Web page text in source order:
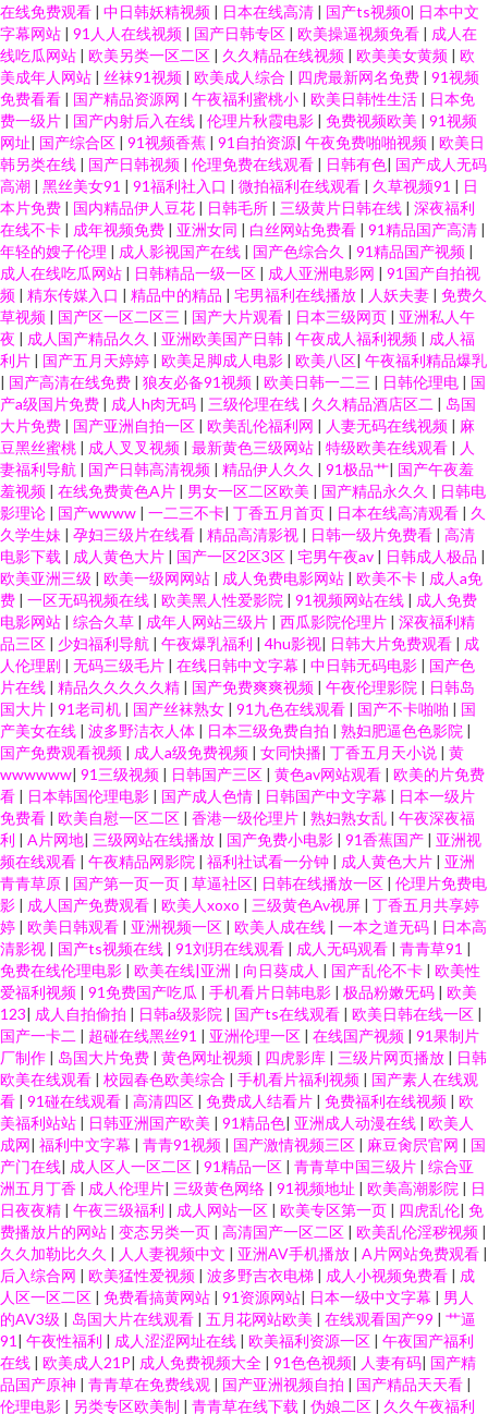
在线免费观看 | 中日韩妖精视频 | 日本在线高清 | 国产ts视频0| 日本中文
字幕网站 | 91人人在线视频 | 国产日韩专区 | 欧美操逼视频免看 | 成人在
线吃瓜网站 | 欧美另类一区二区 | 久久精品在线视频 | 欧美美女黄频 | 欧
美成年人网站 | 丝袜91视频 | 欧美成人综合 | 四虎最新网名免费 | 91视频
免费看看 | 国产精品资源网 | 午夜福利蜜桃小 | 欧美日韩性生活 | 日本免
费一级片 | 国产内射后入在线 | 伦理片秋霞电影 | 免费视频欧美 | 91视频
网址| 国产综合区 | 91视频香蕉 | 91自拍资源| 午夜免费啪啪视频 | 欧美日
韩另类在线 | 国产日韩视频 | 伦理免费在线观看 | 日韩有色| 国产成人无码
高潮 | 黑丝美女91 | 91福利社入口 | 微拍福利在线观看 | 久草视频91 | 日
本片免费 | 国内精品伊人豆花 | 日韩毛所 | 三级黄片日韩在线 | 深夜福利
在线不卡 | 成年视频免费 | 亚洲女同 | 白丝网站免费看 | 91精品国产高清 |
年轻的嫂子伦理 | 成人影视国产在线 | 国产色综合久 | 91精品国产视频 |
成人在线吃瓜网站 | 日韩精品一级一区 | 成人亚洲电影网 | 91国产自拍视
频 | 精东传媒入口 | 精品中的精品 | 宅男福利在线播放 | 人妖夫妻 | 免费久
草视频 | 国产区一区二区三 | 国产大片观看 | 日本三级网页 | 亚洲私人午
夜 | 成人国产精品久久 | 亚洲欧美国产日韩 | 午夜成人福利视频 | 成人福
利片 | 国产五月天婷婷 | 欧美足脚成人电影 | 欧美八区| 午夜福利精品爆乳
| 国产高清在线免费 | 狼友必备91视频 | 欧美日韩一二三 | 日韩伦理电 | 国
产a级国片免费 | 成人h肉无码 | 三级伦理在线 | 久久精品酒店区二 | 岛国
大片免费 | 国产亚洲自拍一区 | 欧美乱伦福利网 | 人妻无码在线视频 | 麻
豆黑丝蜜桃 | 成人叉叉视频 | 最新黄色三级网站 | 特级欧美在线观看 | 人
妻福利导航 | 国产日韩高清视频 | 精品伊人久久 | 91极品艹| 国产午夜羞
羞视频 | 在线免费黄色A片 | 男女一区二区欧美 | 国产精品永久久 | 日韩电
影理论 | 国产wwww | 一二三不卡| 丁香五月首页 | 日本在线高清观看 | 久
久学生妹 | 孕妇三级片在线看 | 精品高清影视 | 日韩一级片免费看 | 高清
电影下载 | 成人黄色大片 | 国产一区2区3区 | 宅男午夜av | 日韩成人极品 |
欧美亚洲三级 | 欧美一级网网站 | 成人免费电影网站 | 欧美不卡 | 成人a免
费 | 一区无码视频在线 | 欧美黑人性爱影院 | 91视频网站在线 | 成人免费
电影网站 | 综合久草 | 成年人网站三级片 | 西瓜影院伦理片 | 深夜福利精
品三区 | 少妇福利导航 | 午夜爆乳福利 | 4hu影视| 日韩大片免费观看 | 成
人伦理剧 | 无码三级毛片 | 在线日韩中文字幕 | 中日韩无码电影 | 国产色
片在线 | 精品久久久久久精 | 国产免费爽爽视频 | 午夜伦理影院 | 日韩岛
国大片 | 91老司机 | 国产丝袜熟女 | 91九色在线观看 | 国产不卡啪啪 | 国
产美女在线 | 波多野洁衣人体 | 日本三级免费自拍 | 熟妇肥逼色色影院 |
国产免费观看视频 | 成人a级免费视频 | 女同快播| 丁香五月天小说 | 黄
wwwwww| 91三级视频 | 日韩国产三区 | 黄色av网站观看 | 欧美的片免费
看 | 日本韩国伦理电影 | 国产成人色情 | 日韩国产中文字幕 | 日本一级片
免费看 | 欧美自慰一区二区 | 香港一级伦理片 | 熟妇熟女乱 | 午夜深夜福
利 | A片网地| 三级网站在线播放 | 国产免费小电影 | 91香蕉国产 | 亚洲视
频在线观看 | 午夜精品网影院 | 福利社试看一分钟 | 成人黄色大片 | 亚洲
青青草原 | 国产第一页一页 | 草逼社区| 日韩在线播放一区 | 伦理片免费电
影 | 成人国产免费观看 | 欧美人xoxo | 三级黄色Av视屏 | 丁香五月共享婷
婷 | 欧美日韩观看 | 亚洲视频一区 | 欧美人成在线 | 一本之道无码 | 日本高
清影视 | 国产ts视频在线 | 91刘玥在线观看 | 成人无码观看 | 青青草91 |
免费在线伦理电影 | 欧美在线|亚洲 | 向日葵成人 | 国产乱伦不卡 | 欧美性
爱福利视频 | 91免费国产吃瓜 | 手机看片日韩电影 | 极品粉嫩旡码 | 欧美
123| 成人自拍偷拍 | 日韩a级影院 | 国产ts在线观看 | 欧美日韩在线一区 |
国产一卡二 | 超碰在线黑丝91 | 亚洲伦理一区 | 在线国产视频 | 91果制片
厂制作 | 岛国大片免费 | 黄色网址视频 | 四虎影库 | 三级片网页播放 | 日韩
欧美在线观看 | 校园春色欧美综合 | 手机看片福利视频 | 国产素人在线观
看 | 91碰在线观看 | 高清四区 | 免费成人结看片 | 免费福利在线视频 | 欧
美福利站站 | 日韩亚洲国产欧美 | 91精品色| 亚洲成人动漫在线 | 欧美人
成网| 福利中文字幕 | 青青91视频 | 国产激情视频三区 | 麻豆肏屄官网 | 国
产门在线| 成人区人一区二区 | 91精品一区 | 青青草中国三级片 | 综合亚
洲五月丁香 | 成人伦理片| 三级黄色网络 | 91视频地址 | 欧美高潮影院 | 日
日夜夜精 | 午夜三级福利 | 成人网站一区 | 欧美专区第一页 | 四虎乱伦| 免
费播放片的网站 | 变态另类一页 | 高清国产一区二区 | 欧美乱伦淫秽视频 |
久久加勒比久久 | 人人妻视频中文 | 亚洲AV手机播放 | A片网站免费观看 |
后入综合网 | 欧美猛性爱视频 | 波多野吉衣电梯 | 成人小视频免费看 | 成
人区一区二区 | 免费看搞黄网站 | 91资源网站| 日本一级中文字幕 | 男人
的AV3级 | 岛国大片在线观看 | 五月花网站欧美 | 在线观看国产99 | 艹逼
91 | 午夜性福利 | 成人涩涩网址在线 | 欧美福利资源一区 | 午夜国产福利
在线 | 欧美成人21P| 成人免费视频大全 | 91色色视频| 人妻有码| 国产精
品国产原神 | 青青草在免费线观 | 国产亚洲视频自拍 | 国产精品天天看 |
伦理电影 | 另类专区欧美制 | 青青草在线下载 | 伪娘二区 | 久久午夜福利